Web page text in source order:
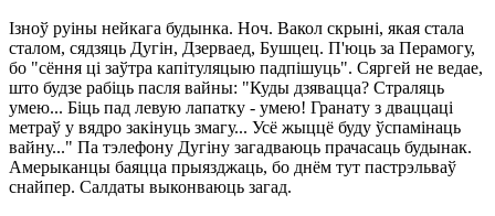
Ізноў руіны нейкага будынка. Ноч. Вакол скрыні, якая стала
сталом, сядзяць Дугін, Дзерваед, Бушцец. П'юць за Перамогу,
бо "сёння ці заўтра капітуляцыю падпішуць". Сяргей не ведае,
што будзе рабіць пасля вайны: "Куды дзявацца? Страляць
умею... Біць пад левую лапатку - умею! Гранату з дваццаці
метраў у вядро закінуць змагу... Усё жыццё буду ўспамінаць
вайну..." Па тэлефону Дугіну загадваюць прачасаць будынак.
Амерыканцы баяцца прыязджаць, бо днём тут пастрэльваў
снайпер. Салдаты выконваюць загад.